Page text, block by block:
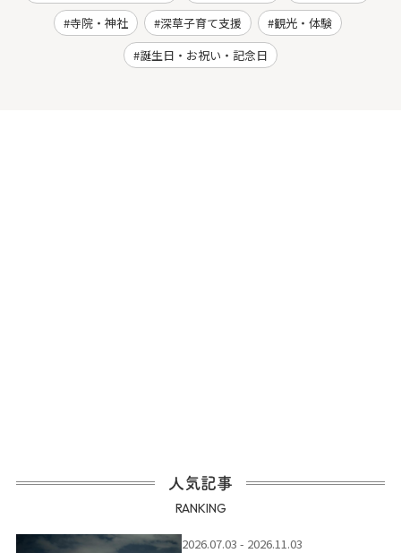
寺院・神社
深草子育て支援
観光・体験
誕生日・お祝い・記念日
人気記事
RANKING
2026.07.03 - 2026.11.03